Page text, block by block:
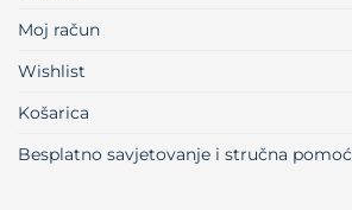
Moj račun
Wishlist
Košarica
Besplatno savjetovanje i stručna pomoć